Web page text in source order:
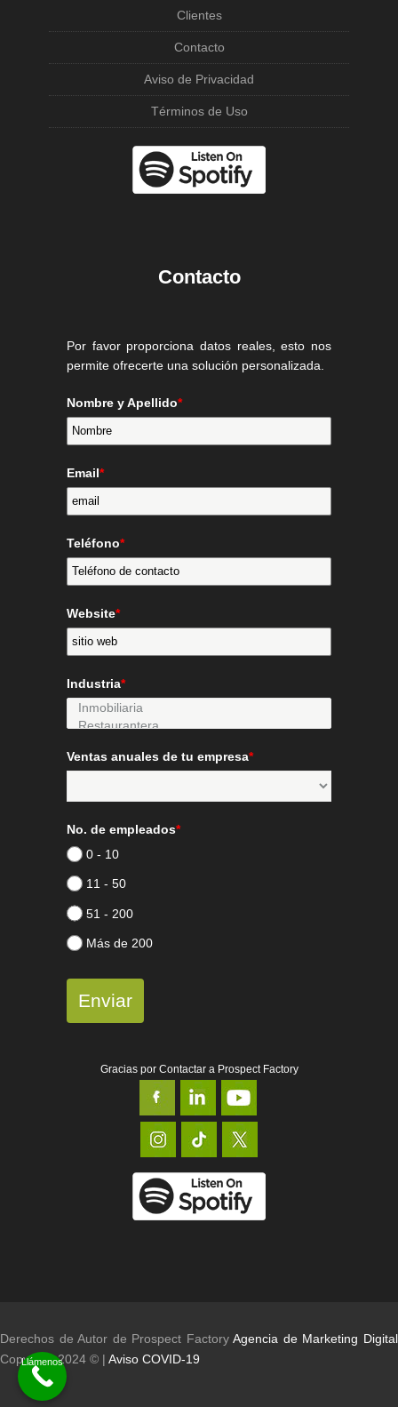
Clientes
Contacto
Aviso de Privacidad
Términos de Uso
Contacto
Por favor proporciona datos reales, esto nos
permite ofrecerte una solución personalizada.
Nombre y Apellido*
Email*
Teléfono*
Website*
Industria*
Ventas anuales de tu empresa*
No. de empleados*
0 - 10
11 - 50
51 - 200
Más de 200
Enviar
Gracias por Contactar a Prospect Factory
Derechos de Autor de Prospect FactoryAgencia de Marketing Digital
Copyright 2024 © | Aviso COVID-19